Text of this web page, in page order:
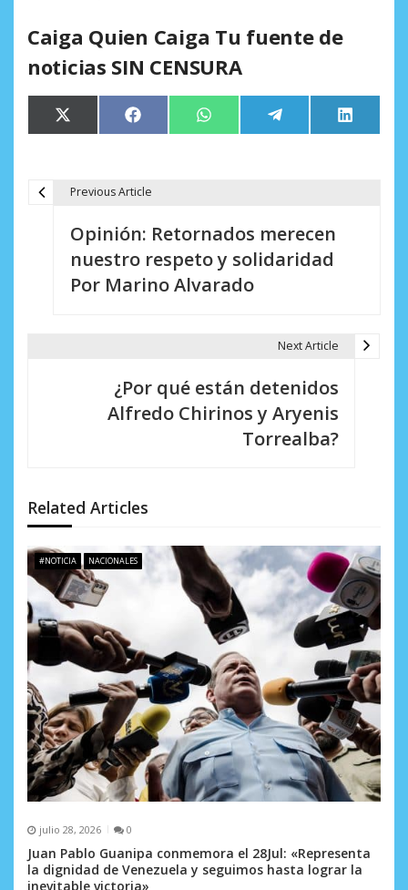
Caiga Quien Caiga Tu fuente de
noticias SIN CENSURA
Compartir
en
X
(Twitter)
Compartir
en
Facebook Compartir
en
WhatsApp Compartir
en
Telegram
en
LinkedIn
n
d
e
e
n
t
r
a
d
a
s
Previous Article
Opinión: Retornados merecen
nuestro respeto y solidaridad
Por Marino Alvarado
Next Article
¿Por qué están detenidos
Alfredo Chirinos y Aryenis
Torrealba?
Related Articles
#NOTICIA NACIONALES
julio 28, 2026 0
Juan Pablo Guanipa conmemora el 28Jul: «Representa
la dignidad de Venezuela y seguimos hasta lograr la
inevitable victoria»